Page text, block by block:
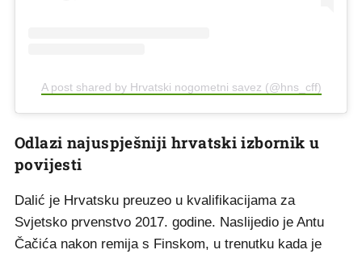
A post shared by Hrvatski nogometni savez (@hns_cff)
Odlazi najuspješniji hrvatski izbornik u
povijesti
Dalić je Hrvatsku preuzeo u kvalifikacijama za
Svjetsko prvenstvo 2017. godine. Naslijedio je Antu
Čačića nakon remija s Finskom, u trenutku kada je